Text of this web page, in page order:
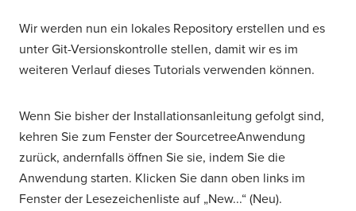
Wir werden nun ein lokales Repository erstellen und es
unter Git-Versionskontrolle stellen, damit wir es im
weiteren Verlauf dieses Tutorials verwenden können.
Wenn Sie bisher der Installationsanleitung gefolgt sind,
kehren Sie zum Fenster der Sourcetree­Anwendung
zurück, andernfalls öffnen Sie sie, indem Sie die
Anwendung starten. Klicken Sie dann oben links im
Fenster der Lesezeichenliste auf „New...“ (Neu).